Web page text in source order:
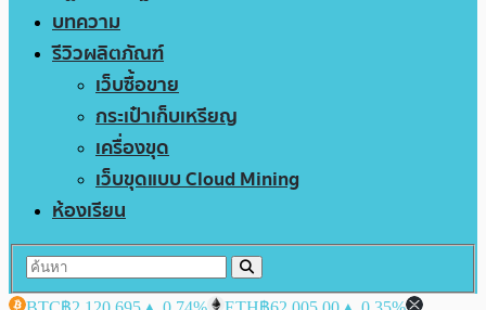
บทความ
รีวิวผลิตภัณฑ์
เว็บซื้อขาย
กระเป๋าเก็บเหรียญ
เครื่องขุด
เว็บขุดแบบ Cloud Mining
ห้องเรียน